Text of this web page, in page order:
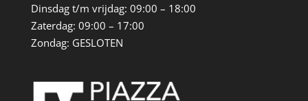
Dinsdag t/m vrijdag: 09:00 – 18:00
Zaterdag: 09:00 – 17:00
Zondag: GESLOTEN